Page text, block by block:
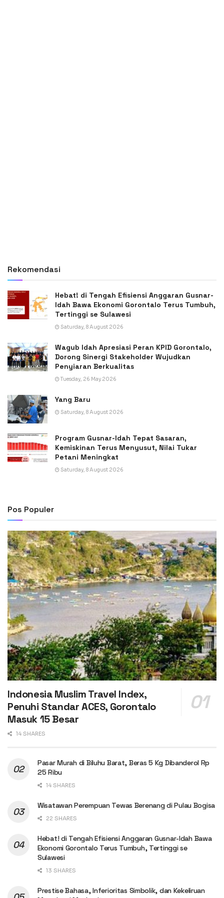
Rekomendasi
Hebat! di Tengah Efisiensi Anggaran Gusnar-
Idah Bawa Ekonomi Gorontalo Terus Tumbuh,
Tertinggi se Sulawesi
Saturday, 8 August 2026
Wagub Idah Apresiasi Peran KPID Gorontalo,
Dorong Sinergi Stakeholder Wujudkan
Penyiaran Berkualitas
Tuesday, 26 May 2026
Yang Baru
Saturday, 8 August 2026
Program Gusnar-Idah Tepat Sasaran,
Kemiskinan Terus Menyusut, Nilai Tukar
Petani Meningkat
Saturday, 8 August 2026
Pos Populer
Indonesia Muslim Travel Index,
Penuhi Standar ACES, Gorontalo
Masuk 15 Besar
14 SHARES
Pasar Murah di Biluhu Barat, Beras 5 Kg Dibanderol Rp
25 Ribu
14 SHARES
Wisatawan Perempuan Tewas Berenang di Pulau Bogisa
22 SHARES
Hebat! di Tengah Efisiensi Anggaran Gusnar-Idah Bawa
Ekonomi Gorontalo Terus Tumbuh, Tertinggi se
Sulawesi
13 SHARES
Prestise Bahasa, Inferioritas Simbolik, dan Kekeliruan